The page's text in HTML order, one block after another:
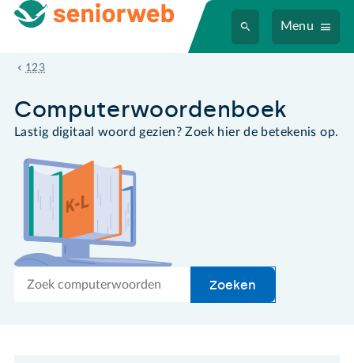
Menu
123
4 K
Computer­woordenboek
Lastig digitaal woord gezien? Zoek hier de betekenis op.
Zoek
Zoeken